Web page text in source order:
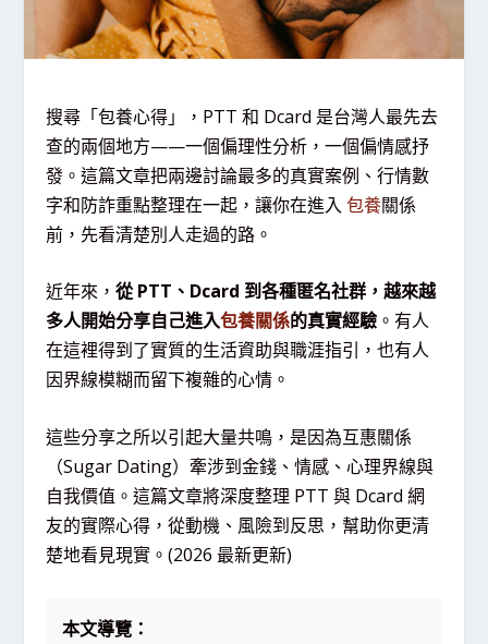
搜尋「包養心得」，PTT 和 Dcard 是台灣人最先去
查的兩個地方——一個偏理性分析，一個偏情感抒
發。這篇文章把兩邊討論最多的真實案例、行情數
字和防詐重點整理在一起，讓你在進入 包養關係
前，先看清楚別人走過的路。
近年來，從 PTT、Dcard 到各種匿名社群，越來越
多人開始分享自己進入包養關係的真實經驗 。有人
在這裡得到了實質的生活資助與職涯指引，也有人
因界線模糊而留下複雜的心情。
這些分享之所以引起大量共鳴，是因為互惠關係
（Sugar Dating）牽涉到金錢、情感、心理界線與
自我價值。這篇文章將深度整理 PTT 與 Dcard 網
友的實際心得，從動機、風險到反思，幫助你更清
楚地看見現實。(2026 最新更新)
本文導覽：